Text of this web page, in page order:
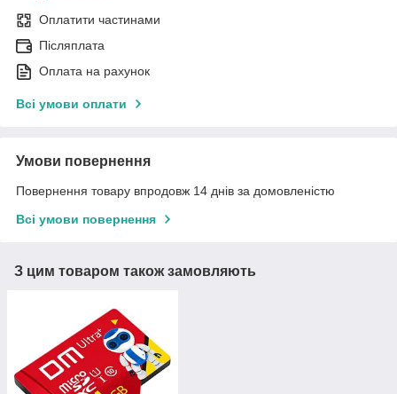
Оплатити частинами
Післяплата
Оплата на рахунок
Всі умови оплати
Умови повернення
Повернення товару впродовж 14 днів за домовленістю
Всі умови повернення
З цим товаром також замовляють